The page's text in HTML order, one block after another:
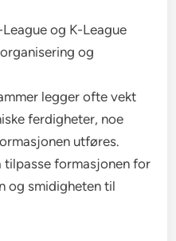
og K-League
og
legger ofte vekt
ferdigheter, noe
utføres.
tilpasse formasjonen for
og smidigheten til